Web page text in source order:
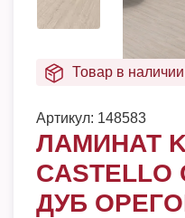
Товар в
Артикул: 148583
ЛАМИНАТ
CASTELLO
ДУБ